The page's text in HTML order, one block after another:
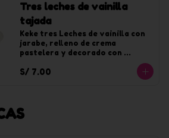
Tres leches de vainilla
tajada
Keke tres Leches de vainilla con
jarabe, relleno de crema
pastelera y decorado con
S/ 7.00